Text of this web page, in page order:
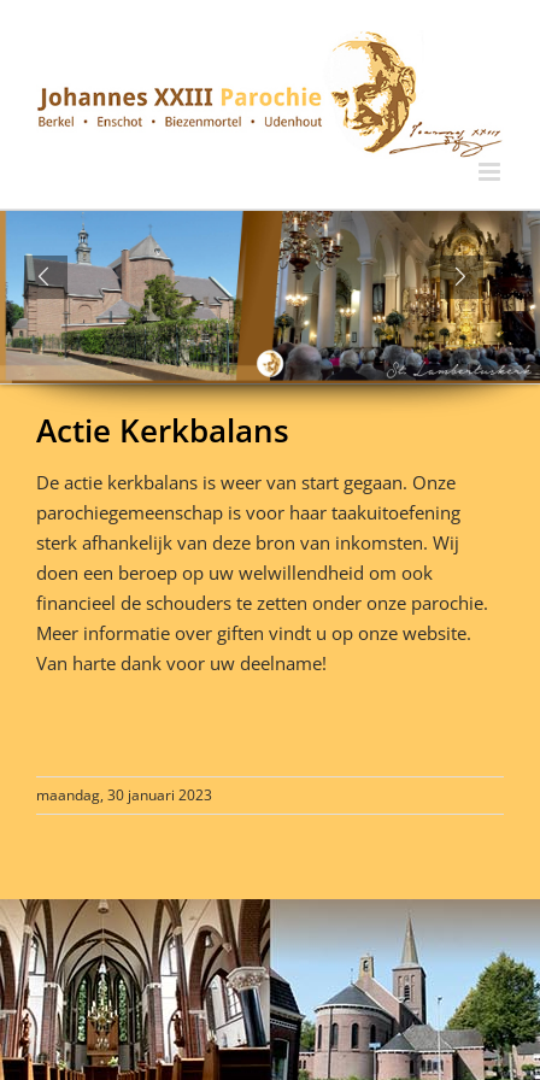
Actie Kerkbalans
De actie kerkbalans is weer van start gegaan. Onze
parochiegemeenschap is voor haar taakuitoefening
sterk afhankelijk van deze bron van inkomsten. Wij
doen een beroep op uw welwillendheid om ook
financieel de schouders te zetten onder onze parochie.
Meer informatie over giften vindt u op onze website.
Van harte dank voor uw deelname!
maandag, 30 januari 2023